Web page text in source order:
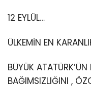
12 EYLÜL…
ÜLKEMİN EN
BÜYÜK
BAĞIMSIZLIĞINI ,